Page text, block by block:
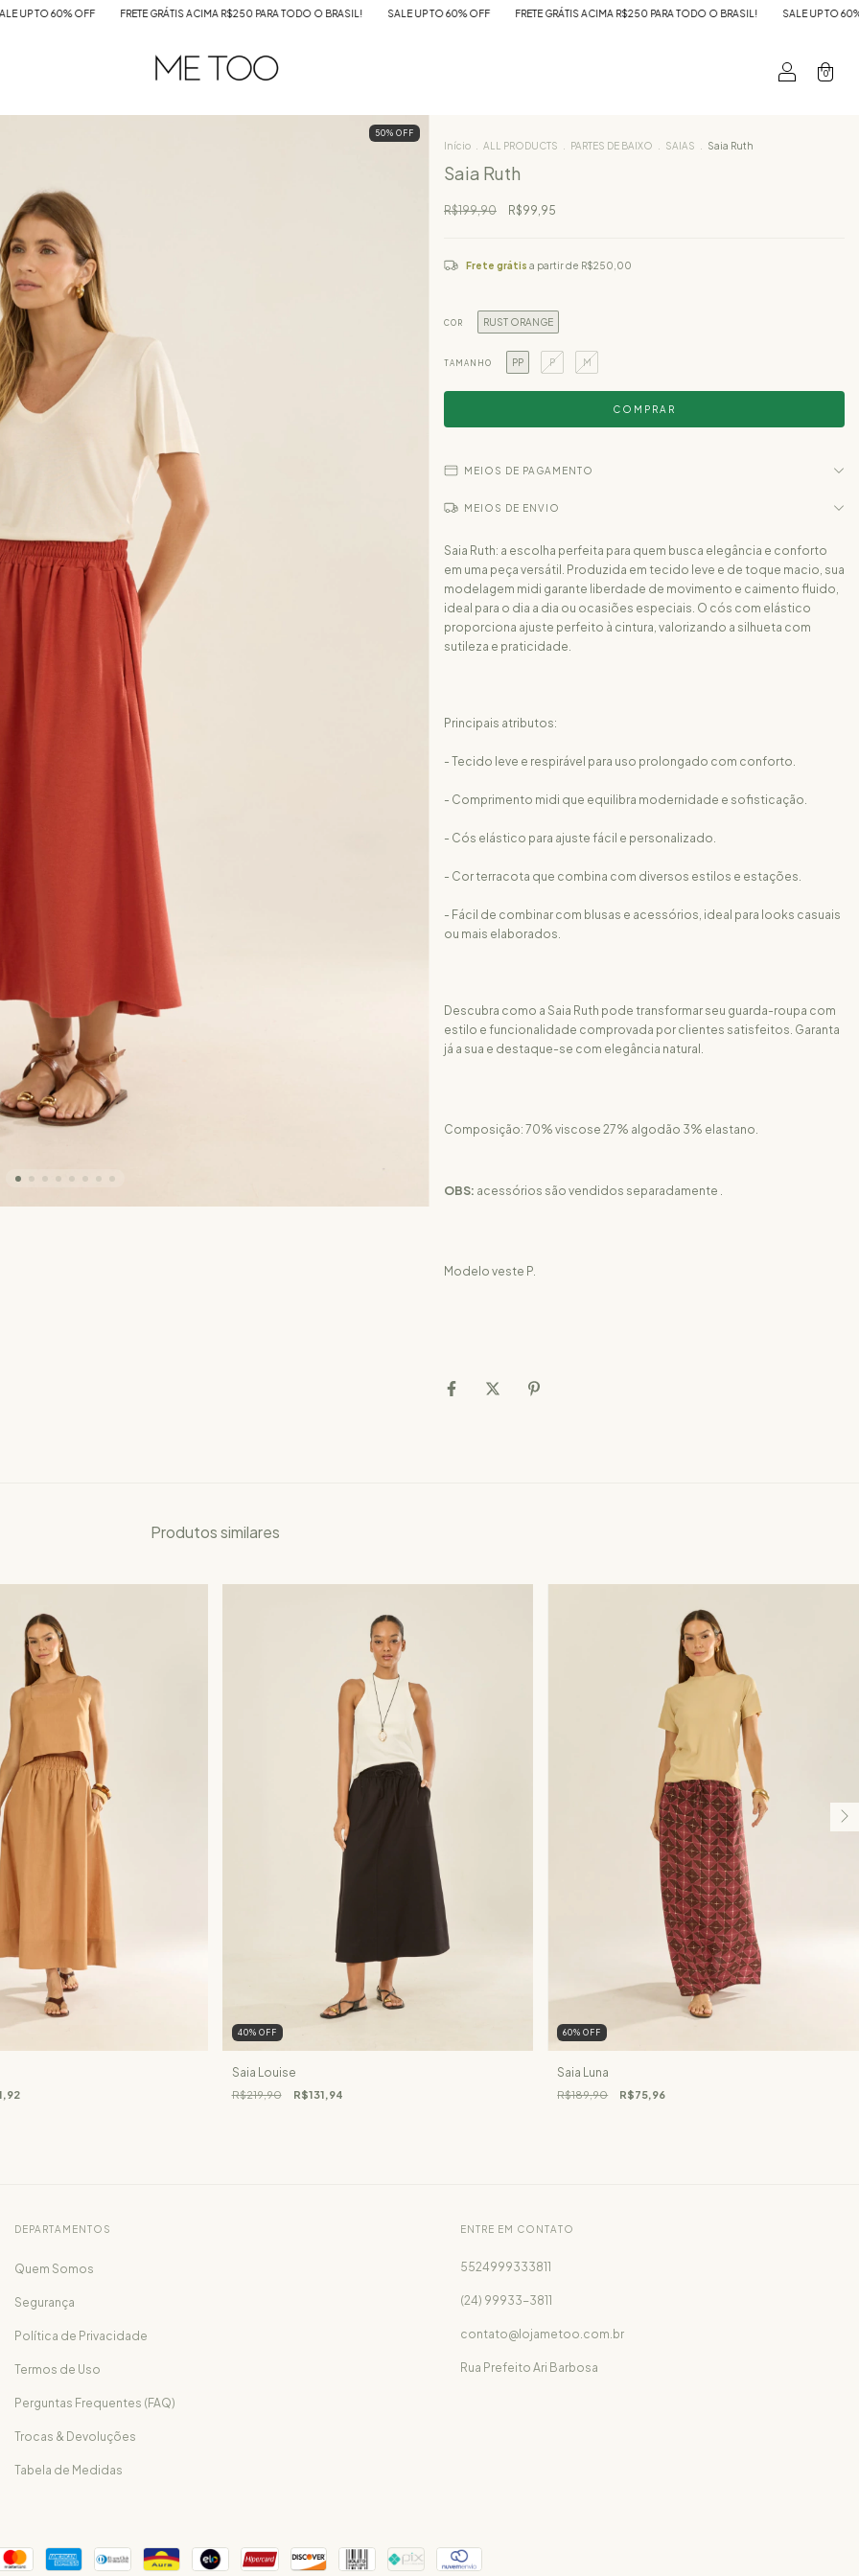
FRETE GRÁTIS ACIMA R$250 PARA TODO O BRASIL! SALE UP TO 60% OFF FRETE GRÁTIS ACIMA R$250 PARA TODO O BRASIL! SALE UP TO 60% OFF
0
50% OFF
Início ALL PRODUCTS PARTES DE BAIXO SAIAS Saia Ruth
Saia Ruth
R$199,90 R$99,95
Frete grátis a partir de R$250,00
COR RUST ORANGE
TAMANHO PP P M
MEIOS DE PAGAMENTO
MEIOS DE ENVIO
Saia Ruth: a escolha perfeita para quem busca elegância e conforto
em uma peça versátil. Produzida em tecido leve e de toque macio, sua
modelagem midi garante liberdade de movimento e caimento fluido,
ideal para o dia a dia ou ocasiões especiais. O cós com elástico
proporciona ajuste perfeito à cintura, valorizando a silhueta com
sutileza e praticidade.
Principais atributos:
- Tecido leve e respirável para uso prolongado com conforto.
- Comprimento midi que equilibra modernidade e sofisticação.
- Cós elástico para ajuste fácil e personalizado.
- Cor terracota que combina com diversos estilos e estações.
- Fácil de combinar com blusas e acessórios, ideal para looks casuais
ou mais elaborados.
Descubra como a Saia Ruth pode transformar seu guarda-roupa com
estilo e funcionalidade comprovada por clientes satisfeitos. Garanta
já a sua e destaque-se com elegância natural.
Composição: 70% viscose 27% algodão 3% elastano.
OBS: acessórios são vendidos separadamente .
Modelo veste P.
Produtos similares
40% OFF
Saia Louise
R$219,90 R$131,94
60%OFF
Saia Luna
R$189,90 R$75,96
DEPARTAMENTOS
Quem Somos
Segurança
Política de Privacidade
Termos de Uso
Perguntas Frequentes (FAQ)
Trocas & Devoluções
Tabela de Medidas
ENTRE EM CONTATO
5524999333811
(24) 99933-3811
contato@lojametoo.com.br
Rua Prefeito Ari Barbosa